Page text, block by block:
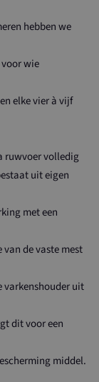
hebben we
wie
elke vier à vijf
ruwvoer volledig
uit eigen
met een
de vaste mest
varkenshouder uit
dit voor een
middel.